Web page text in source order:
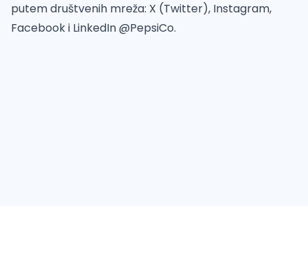
putem društvenih mreža: X (Twitter), Instagram,
Facebook i LinkedIn @PepsiCo.